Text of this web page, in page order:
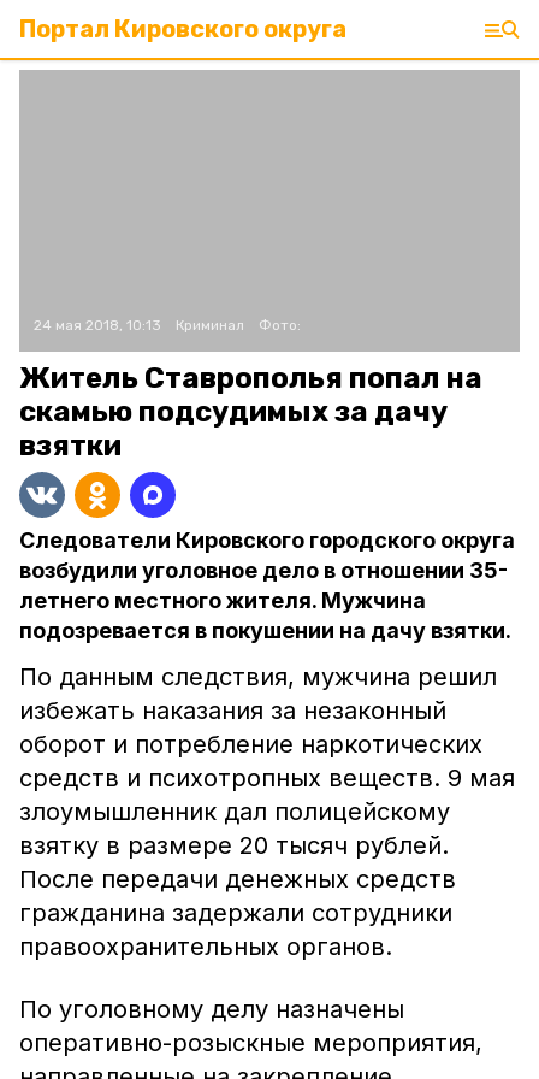
Портал Кировского округа
24 мая 2018, 10:13 Криминал Фото:
Житель Ставрополья попал на
скамью подсудимых за дачу
взятки
Следователи Кировского городского округа
возбудили уголовное дело в отношении 35-
летнего местного жителя. Мужчина
подозревается в покушении на дачу взятки.
По данным следствия, мужчина решил
избежать наказания за незаконный
оборот и потребление наркотических
средств и психотропных веществ. 9 мая
злоумышленник дал полицейскому
взятку в размере 20 тысяч рублей.
После передачи денежных средств
гражданина задержали сотрудники
правоохранительных органов.
По уголовному делу назначены
оперативно-розыскные мероприятия,